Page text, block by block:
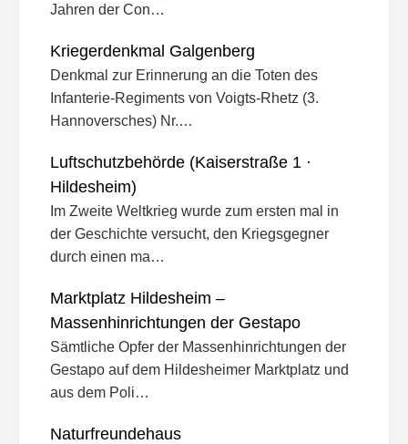
Jahren der Con…
Kriegerdenkmal Galgenberg
Denkmal zur Erinnerung an die Toten des
Infanterie-Regiments von Voigts-Rhetz (3.
Hannoversches) Nr.…
Luftschutzbehörde (Kaiserstraße 1 ·
Hildesheim)
Im Zweite Weltkrieg wurde zum ersten mal in
der Geschichte versucht, den Kriegsgegner
durch einen ma…
Marktplatz Hildesheim –
Massenhinrichtungen der Gestapo
Sämtliche Opfer der Massenhinrichtungen der
Gestapo auf dem Hildesheimer Marktplatz und
aus dem Poli…
Naturfreundehaus